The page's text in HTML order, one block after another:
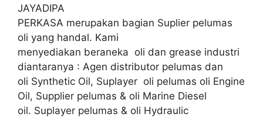
JAYADIPA
PERKASA merupakan bagian Suplier pelumas
oli yang handal. Kami
menyediakan beraneka oli dan grease industri
diantaranya : Agen distributor pelumas dan
oli Synthetic Oil, Suplayer oli pelumas oli Engine
Oil, Supplier pelumas & oli Marine Diesel
oil. Suplayer pelumas & oli Hydraulic